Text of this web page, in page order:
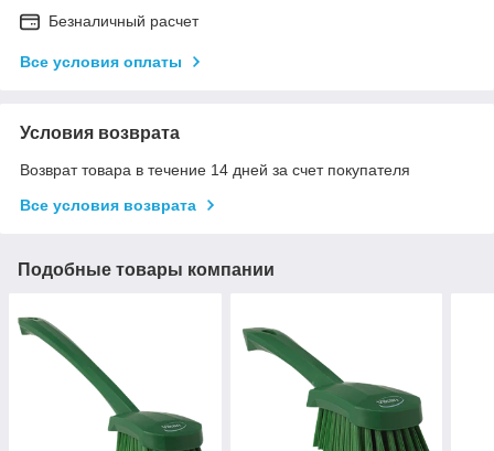
Безналичный расчет
Все условия оплаты
Условия возврата
Возврат товара в течение 14 дней за счет покупателя
Все условия возврата
Подобные товары компании